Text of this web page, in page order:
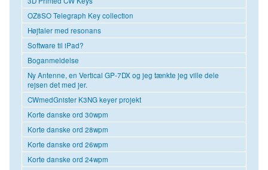
OZ8SO Telegraph Key collection
Højtaler med resonans
Software til iPad?
Boganmeldelse
Ny Antenne, en Vertical GP-7DX og jeg tænkte jeg ville dele
rejsen det med jer.
CWmedGnister K3NG keyer projekt
Korte danske ord 30wpm
Korte danske ord 28wpm
Korte danske ord 26wpm
Korte danske ord 24wpm